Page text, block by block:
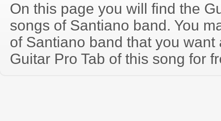
On this page you will find the
songs of Santiano band. You
of Santiano band that you
Guitar Pro Tab of this song for